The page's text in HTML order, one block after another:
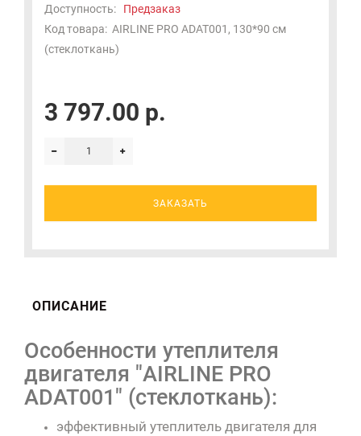
Доступность: Предзаказ
Код товара: AIRLINE PRO ADAT001, 130*90 см
(стеклоткань)
3 797.00 р.
ЗАКАЗАТЬ
ОПИСАНИЕ
Особенности утеплителя
двигателя "AIRLINE PRO
ADAT001" (стеклоткань):
эффективный утеплитель двигателя для